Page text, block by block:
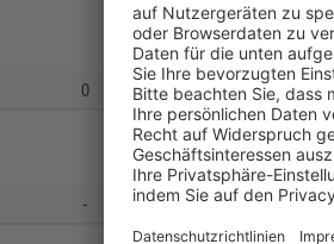
SpVgg Kammerberg
0 0
FC Türk Sport Garching
- -